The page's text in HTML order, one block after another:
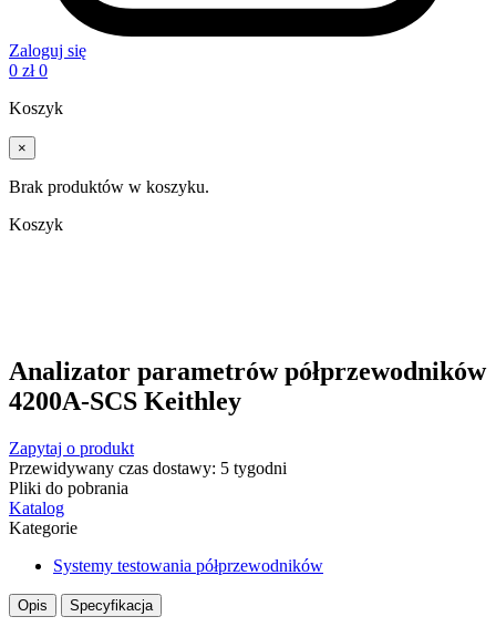
Zaloguj się
0 zł 0
Koszyk
×
Brak produktów w koszyku.
Koszyk
Analizator parametrów półprzewodników
4200A-SCS Keithley
Zapytaj o produkt
Przewidywany czas dostawy: 5 tygodni
Pliki do pobrania
Katalog
Kategorie
Systemy testowania półprzewodników
Opis Specyfikacja